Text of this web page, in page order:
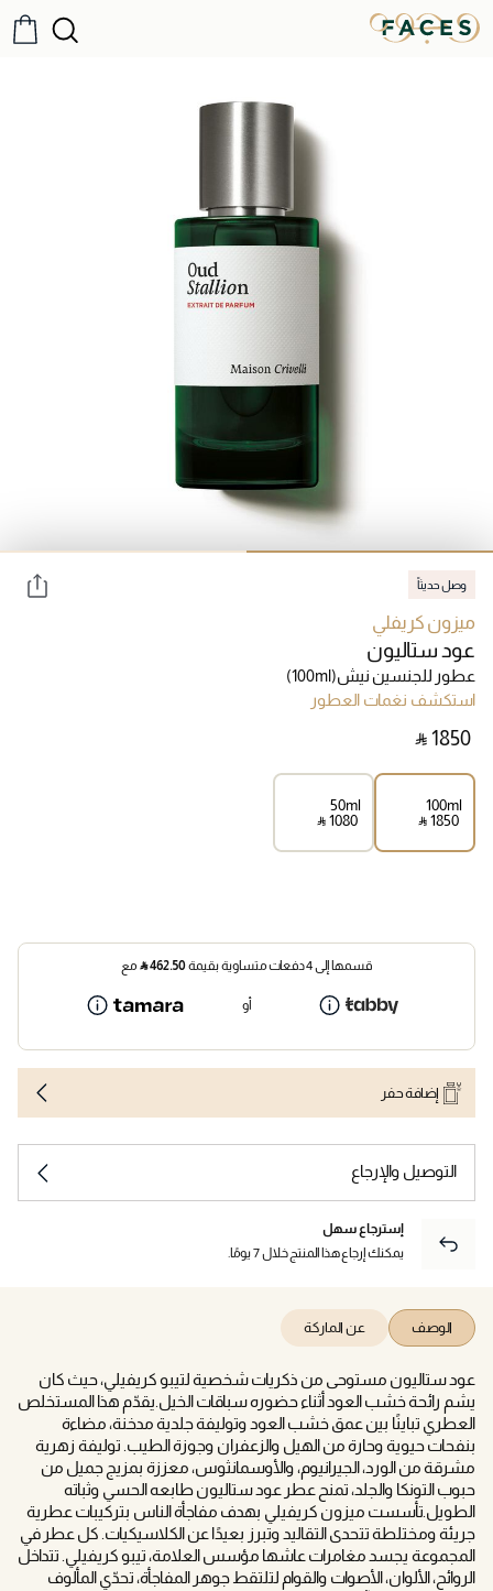
وصل حديثاً
ميزون كريفلي
عود ستاليون
عطور للجنسين نيش(100ml)
استكشف نغمات العطور
‎ ⃁ ⁦1850⁩ ‎
100ml
‎ ⃁ ⁦1850⁩ ‎
50ml
‎ ⃁ ⁦1080⁩ ‎
قسمها إلى 4 دفعات متساوية بقيمة 462.50
⃁ مع
أو
إضافة حفر
التوصيل والإرجاع
إسترجاع سهل
يمكنك إرجاع هذا المنتج خلال 7 يومًا.
الوصف عن الماركة
عود ستاليون مستوحى من ذكريات شخصية لتيبو كريفيلي، حيث كان
يشم رائحة خشب العود أثناء حضوره سباقات الخيل.يقدّم هذا المستخلص
العطري تباينًا بين عمق خشب العود وتوليفة جلدية مدخنة، مضاءة
بنفحات حيوية وحارة من الهيل والزعفران وجوزة الطيب. توليفة زهرية
مشرقة من الورد، الجيرانيوم، والأوسمانثوس، معززة بمزيج جميل من
حبوب التونكا والجلد، تمنح عطر عود ستاليون طابعه الحسي وثباته
الطويل.تأسست ميزون كريفيلي بهدف مفاجأة الناس بتركيبات عطرية
جريئة ومختلطة تتحدى التقاليد وتبرز بعيدًا عن الكلاسيكيات. كل عطر في
المجموعة يجسد مغامرات عاشها مؤسس العلامة، تيبو كريفيلي. تتداخل
الروائح، الألوان، الأصوات والقوام لتلتقط جوهر المفاجأة، تحدّي المألوف